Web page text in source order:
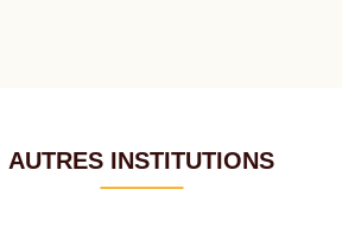
AUTRES INSTITUTIONS